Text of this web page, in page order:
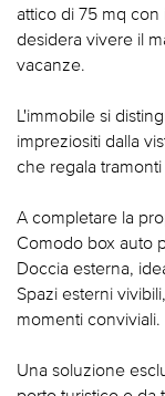
attico di 75 mq
desidera vivere il
vacanze.
L'immobile si
impreziositi dalla
che regala
A completare la
Comodo box auto
Doccia esterna,
Spazi esterni
momenti conviviali.
Una soluzione